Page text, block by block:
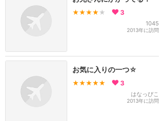
★★★★ ★ 3
1045
2013年に訪問
お気に入りの一つ☆
★★★★★ 3
はなっぴこ
2013年に訪問